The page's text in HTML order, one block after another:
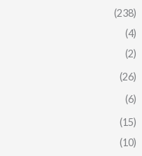
(238)
(4)
(2)
(26)
(6)
(15)
(10)